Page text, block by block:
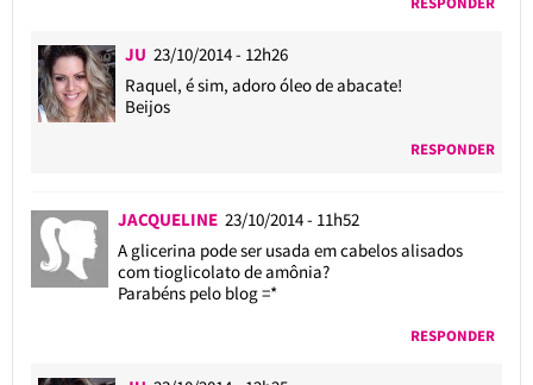
JU 23/10/2014 - 12h26
Raquel, é sim, adoro óleo de abacate!
Beijos
RESPONDER
JACQUELINE 23/10/2014 - 11h52
A glicerina pode ser usada em cabelos alisados
com tioglicolato de amônia?
Parabéns pelo blog =*
RESPONDER